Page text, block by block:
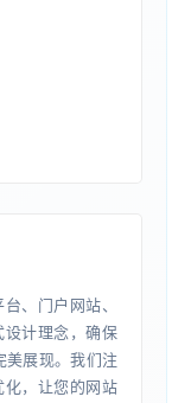
、门户网站、
计理念，确保
美展现。我们注
化，让您的网站